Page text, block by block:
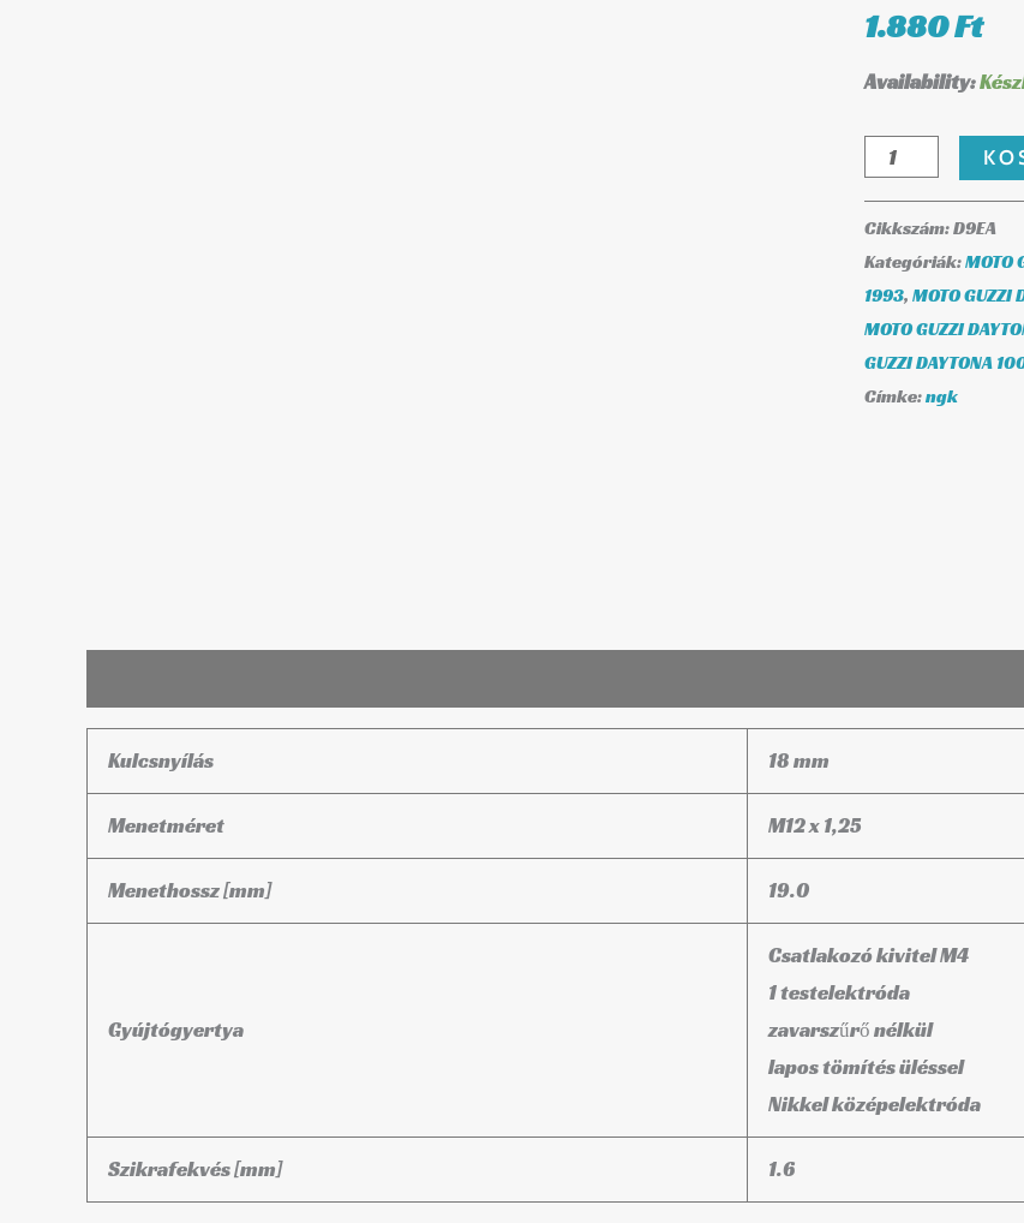
1.880Ft
Availability:
Cikkszám:D9EA
Kategóriák:MOTO
1993, MOTO GUZZI
MOTO GUZZI
GUZZI DAYTONA
Címke:ngk
Kulcsnyílás 18 mm
Menetméret M12 x 1,25
Menethossz [mm] 19.0
Gyújtógyertya
Csatlakozó kivitel M4
1 testelektróda
zavarszűrő nélkül
lapos tömítés üléssel
Nikkel középelektróda
Szikrafekvés [mm] 1.6